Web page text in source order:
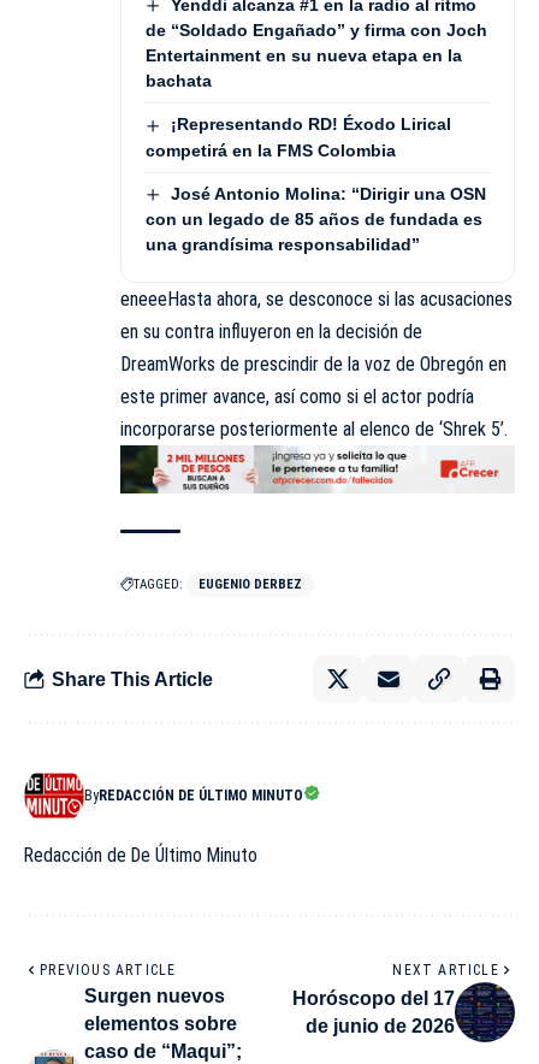
Yenddi alcanza #1 en la radio al ritmo
de “Soldado Engañado” y firma con Joch
Entertainment en su nueva etapa en la
bachata
¡Representando RD! Éxodo Lirical
competirá en la FMS Colombia
José Antonio Molina: “Dirigir una OSN
con un legado de 85 años de fundada es
una grandísima responsabilidad”
eneeeHasta ahora, se desconoce si las acusaciones
en su contra influyeron en la decisión de
DreamWorks de prescindir de la voz de Obregón en
este primer avance, así como si el actor podría
incorporarse posteriormente al elenco de ‘Shrek 5’.
TAGGED: EUGENIO DERBEZ
Share This Article
ByREDACCIÓN DE ÚLTIMO MINUTO
Redacción de De Último Minuto
PREVIOUS ARTICLE
Surgen nuevos
elementos sobre
caso de “Maqui”;
NEXT ARTICLE
Horóscopo del 17
de junio de 2026